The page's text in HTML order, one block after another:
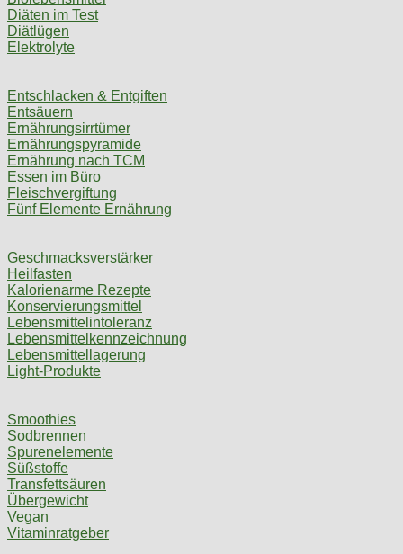
Diäten im Test
Diätlügen
Elektrolyte
Entschlacken & Entgiften
Entsäuern
Ernährungsirrtümer
Ernährungspyramide
Ernährung nach TCM
Essen im Büro
Fleischvergiftung
Fünf Elemente Ernährung
Geschmacksverstärker
Heilfasten
Kalorienarme Rezepte
Konservierungsmittel
Lebensmittelintoleranz
Lebensmittelkennzeichnung
Lebensmittellagerung
Light-Produkte
Smoothies
Sodbrennen
Spurenelemente
Süßstoffe
Transfettsäuren
Übergewicht
Vegan
Vitaminratgeber